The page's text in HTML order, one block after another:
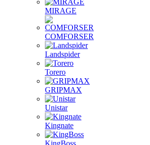
MIRAGE
COMFORSER
Landspider
Torero
GRIPMAX
Unistar
Kingnate
KingBoss